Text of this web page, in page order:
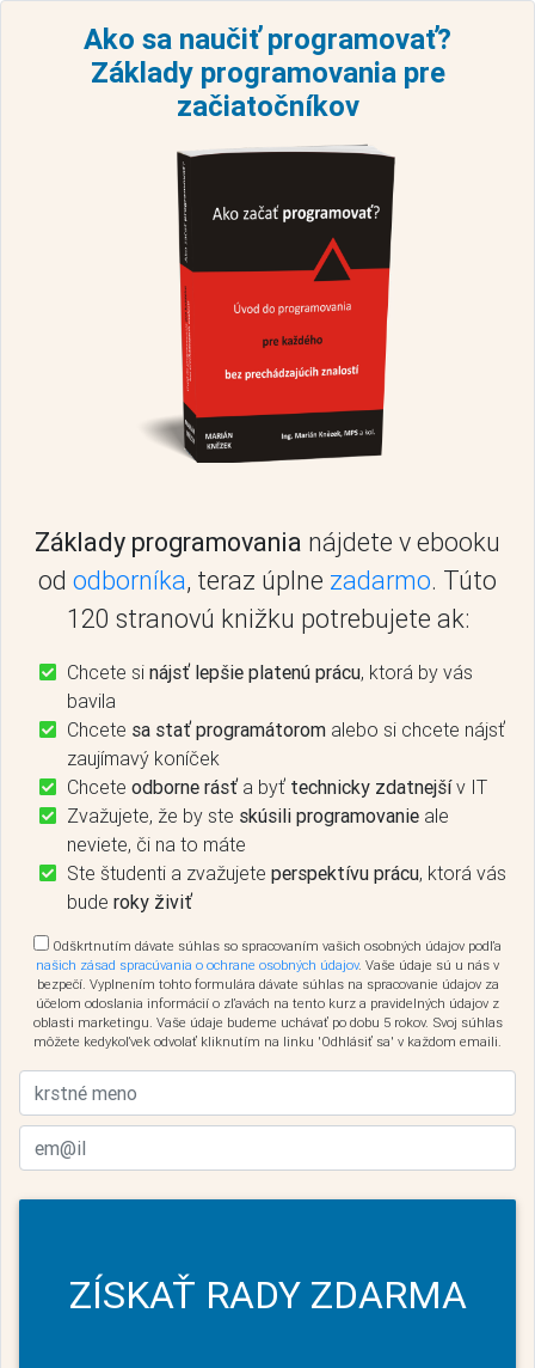
Ako sa naučiť programovať?
Základy programovania pre
začiatočníkov
Základy programovania nájdete v ebooku
od odborníka, teraz úplne zadarmo. Túto
120 stranovú knižku potrebujete ak:
Chcete si nájsť lepšie platenú prácu, ktorá by vás
bavila
Chcete sa stať programátorom alebo si chcete nájsť
zaujímavý koníček
Chcete odborne rásťa byť technicky zdatnejšív IT
Zvažujete, že by ste skúsili programovanie ale
neviete, či na to máte
Ste študenti a zvažujete perspektívu prácu, ktorá vás
bude roky živiť
Odškrtnutím dávate súhlas so spracovaním vašich osobných údajov podľa
našich zásad spracúvania o ochrane osobných údajov. Vaše údaje sú u nás v
bezpečí. Vyplnením tohto formulára dávate súhlas na spracovanie údajov za
účelom odoslania informácií o zľavách na tento kurz a pravidelných údajov z
oblasti marketingu. Vaše údaje budeme uchávať po dobu 5 rokov. Svoj súhlas
môžete kedykoľvek odvolať kliknutím na linku 'Odhlásiť sa' v každom emaili.
ZÍSKAŤ RADY ZDARMA